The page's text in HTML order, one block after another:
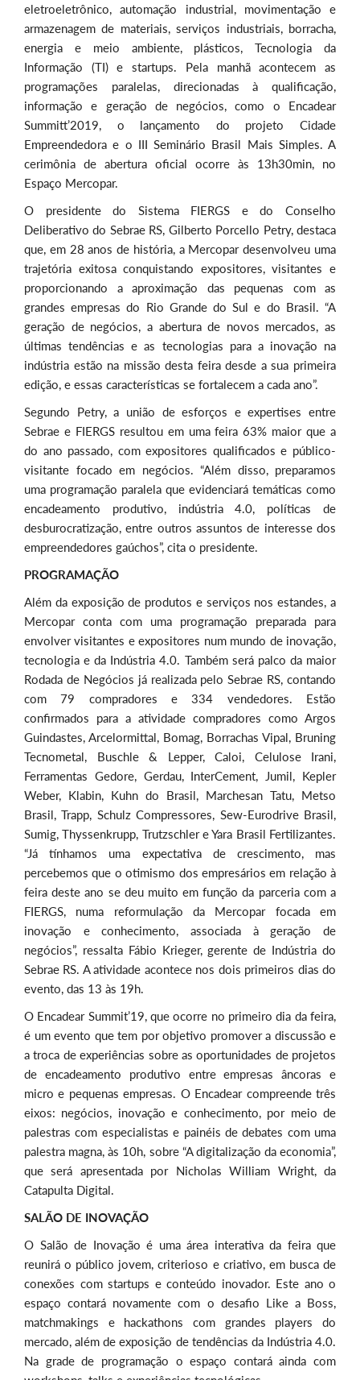
eletroeletrônico, automação industrial, movimentação e
armazenagem de materiais, serviços industriais, borracha,
energia e meio ambiente, plásticos, Tecnologia da
Informação (TI) e startups. Pela manhã acontecem as
programações paralelas, direcionadas à qualificação,
informação e geração de negócios, como o Encadear
Summitt’2019, o lançamento do projeto Cidade
Empreendedora e o III Seminário Brasil Mais Simples. A
cerimônia de abertura oficial ocorre às 13h30min, no
Espaço Mercopar.
O presidente do Sistema FIERGS e do Conselho
Deliberativo do Sebrae RS, Gilberto Porcello Petry, destaca
que, em 28 anos de história, a Mercopar desenvolveu uma
trajetória exitosa conquistando expositores, visitantes e
proporcionando a aproximação das pequenas com as
grandes empresas do Rio Grande do Sul e do Brasil. “A
geração de negócios, a abertura de novos mercados, as
últimas tendências e as tecnologias para a inovação na
indústria estão na missão desta feira desde a sua primeira
edição, e essas características se fortalecem a cada ano”.
Segundo Petry, a união de esforços e expertises entre
Sebrae e FIERGS resultou em uma feira 63% maior que a
do ano passado, com expositores qualificados e público-
visitante focado em negócios. “Além disso, preparamos
uma programação paralela que evidenciará temáticas como
encadeamento produtivo, indústria 4.0, políticas de
desburocratização, entre outros assuntos de interesse dos
empreendedores gaúchos”, cita o presidente.
PROGRAMAÇÃO
Além da exposição de produtos e serviços nos estandes, a
Mercopar conta com uma programação preparada para
envolver visitantes e expositores num mundo de inovação,
tecnologia e da Indústria 4.0. Também será palco da maior
Rodada de Negócios já realizada pelo Sebrae RS, contando
com 79 compradores e 334 vendedores. Estão
confirmados para a atividade compradores como Argos
Guindastes, Arcelormittal, Bomag, Borrachas Vipal, Bruning
Tecnometal, Buschle & Lepper, Caloi, Celulose Irani,
Ferramentas Gedore, Gerdau, InterCement, Jumil, Kepler
Weber, Klabin, Kuhn do Brasil, Marchesan Tatu, Metso
Brasil, Trapp, Schulz Compressores, Sew-Eurodrive Brasil,
Sumig, Thyssenkrupp, Trutzschler e Yara Brasil Fertilizantes.
“Já tínhamos uma expectativa de crescimento, mas
percebemos que o otimismo dos empresários em relação à
feira deste ano se deu muito em função da parceria com a
FIERGS, numa reformulação da Mercopar focada em
inovação e conhecimento, associada à geração de
negócios”, ressalta Fábio Krieger, gerente de Indústria do
Sebrae RS. A atividade acontece nos dois primeiros dias do
evento, das 13 às 19h.
O Encadear Summit’19, que ocorre no primeiro dia da feira,
é um evento que tem por objetivo promover a discussão e
a troca de experiências sobre as oportunidades de projetos
de encadeamento produtivo entre empresas âncoras e
micro e pequenas empresas. O Encadear compreende três
eixos: negócios, inovação e conhecimento, por meio de
palestras com especialistas e painéis de debates com uma
palestra magna, às 10h, sobre “A digitalização da economia”,
que será apresentada por Nicholas William Wright, da
Catapulta Digital.
SALÃO DE INOVAÇÃO
O Salão de Inovação é uma área interativa da feira que
reunirá o público jovem, criterioso e criativo, em busca de
conexões com startups e conteúdo inovador. Este ano o
espaço contará novamente com o desafio Like a Boss,
matchmakings e hackathons com grandes players do
mercado, além de exposição de tendências da Indústria 4.0.
Na grade de programação o espaço contará ainda com